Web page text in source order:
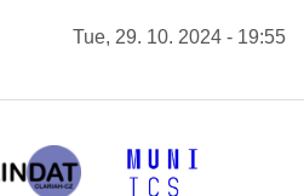
Tue, 29. 10. 2024 - 19:55